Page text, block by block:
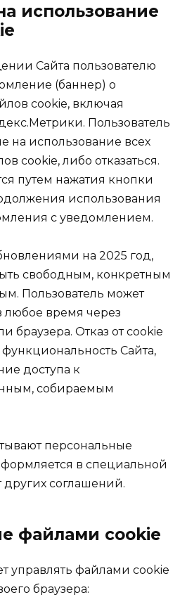
использование
Сайта пользователю
(баннер) о
cookie, включая
Пользователь
на использование всех
cookie, либо отказаться.
путем нажатия кнопки
использования
с уведомлением.
на 2025 год,
свободным, конкретным
Пользователь может
любое время через
браузера. Отказ от cookie
Сайта,
доступа к
собираемым
персональные
в специальной
других соглашений.
файлами cookie
управлять файлами cookie
браузера: